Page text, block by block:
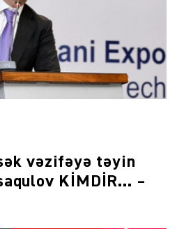
vəzifəyə təyin
KİMDİR… –